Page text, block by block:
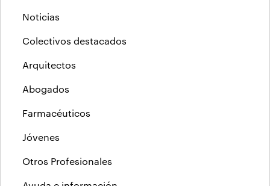
Noticias
Colectivos destacados
Arquitectos
Abogados
Farmacéuticos
Jóvenes
Otros Profesionales